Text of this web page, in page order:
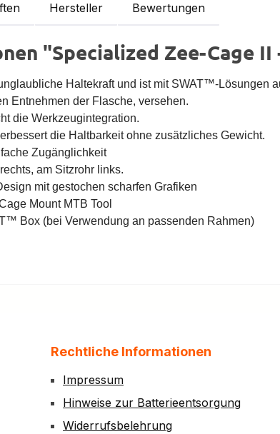
Hersteller Bewertungen
"Specialized Zee-Cage II
Haltekraft und ist mit SWAT™-
Entnehmen der Flasche, versehen.
die Werkzeugintegration.
die Haltbarkeit ohne zusätzliches Gewicht.
Zugänglichkeit
am Sitzrohr links.
mit gestochen scharfen Grafiken
Mount MTB Tool
Box (bei Verwendung an passenden Rahmen)
Rechtliche Informationen
Impressum
Hinweise zur Batterieentsorgung
Widerrufsbelehrung